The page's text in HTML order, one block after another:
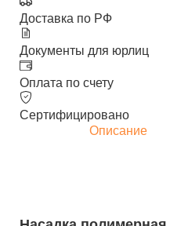
Доставка по РФ
Документы для юрлиц
Оплата по счету
Сертифицировано
Описание